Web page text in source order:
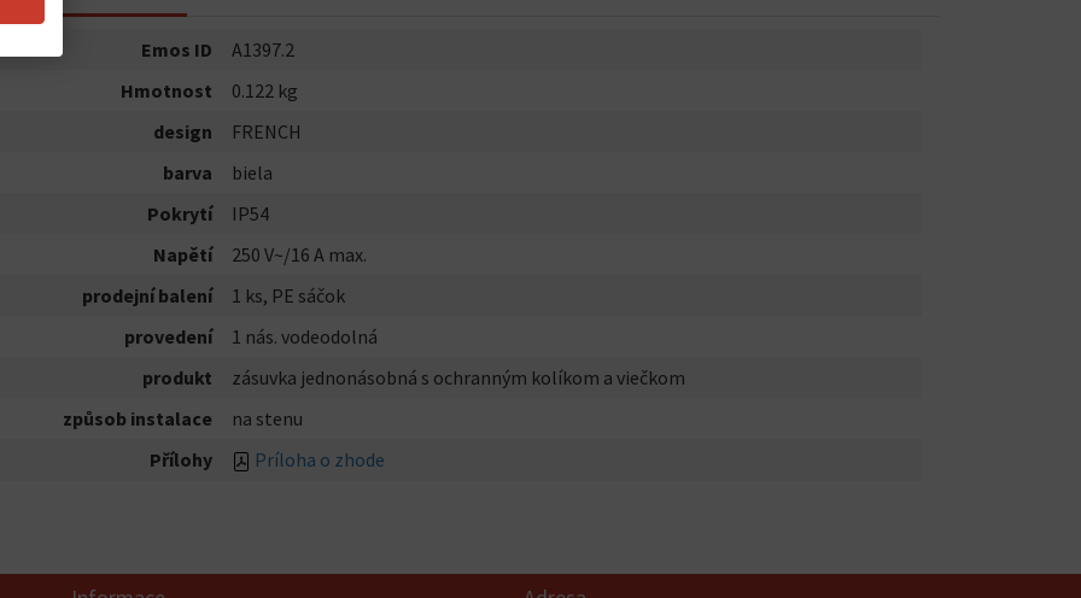
Emos ID
A1397.2
Hmotnost
0.122 kg
design
FRENCH
barva
biela
Pokrytí
IP54
Napětí
250 V~/16 A max.
prodejní balení
1 ks, PE sáčok
provedení
1 nás. vodeodolná
produkt
zásuvka jednonásobná s ochranným kolíkom a viečkom
způsob instalace
na stenu
Přílohy
Príloha o zhode